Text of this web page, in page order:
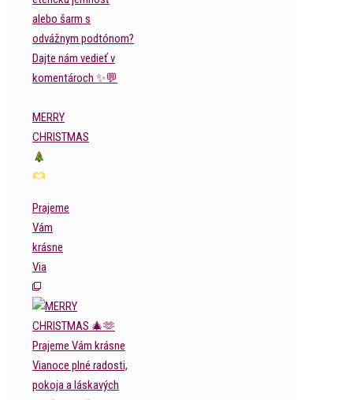
MERRY
CHRISTMAS
Prajeme
Vám
krásne
Via